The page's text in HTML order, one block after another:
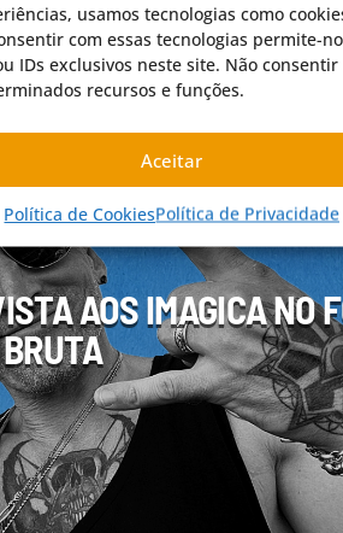
usamos tecnologias como
com essas tecnologias permite-
IDs exclusivos neste site. Não
recursos e funções.
Aceitar
Política de CookiesPolítica de Privacidade
AOS IMAGICA NO
BRUTA